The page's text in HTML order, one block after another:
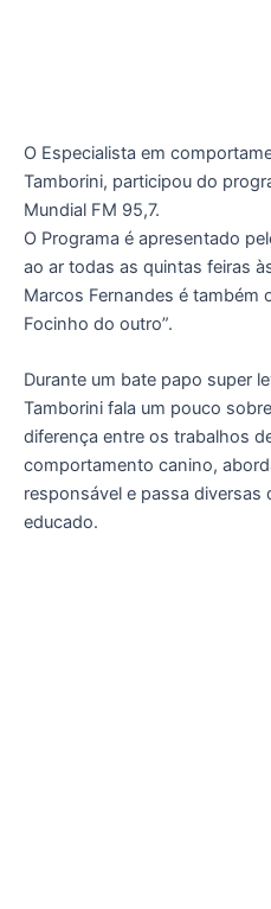
O Especialista em
Tamborini, participou do
Mundial FM 95,7.
O Programa é apresentado
ao ar todas as quintas feiras
Marcos Fernandes é também
Focinho do outro”.
Durante um bate papo super
Tamborini fala um pouco
diferença entre os trabalhos
comportamento canino,
responsável e passa diversas
educado.